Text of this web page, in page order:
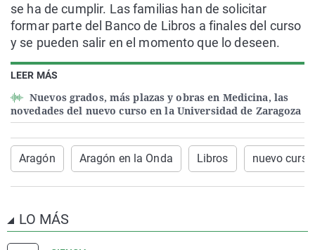
LEER MÁS
Nuevos grados, más plazas y obras en Medicina, las
novedades del nuevo curso en la Universidad de Zaragoza
se ha de cumplir. Las familias han de solicitar
formar parte del Banco de Libros a finales del curso
y se pueden salir en el momento que lo deseen.
Aragón Aragón en la Onda Libros nuevo
LO MÁS